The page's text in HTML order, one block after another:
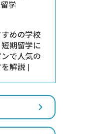
学
めの学校
期留学に
で人気の
解説 |